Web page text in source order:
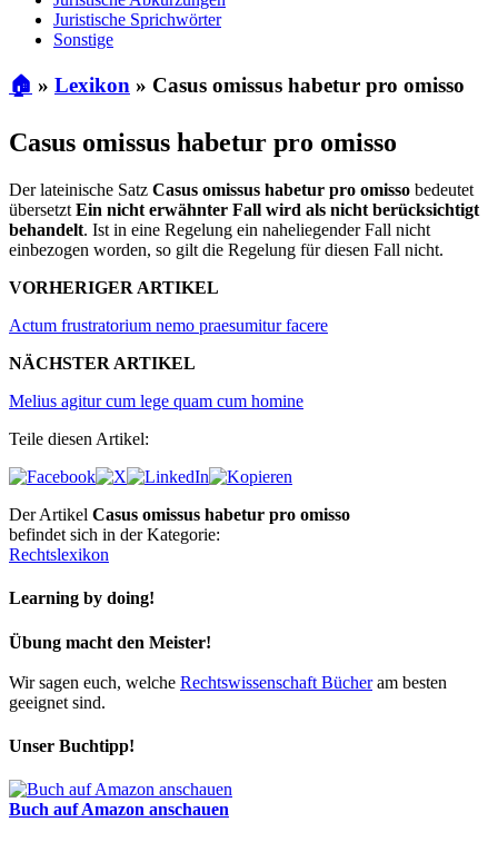
Juristische Sprichwörter
Sonstige
🏠 » Lexikon » Casus omissus habetur pro omisso
Casus omissus habetur pro omisso
Der lateinische Satz Casus omissus habetur pro omisso bedeutet
übersetzt Ein nicht erwähnter Fall wird als nicht berücksichtigt
behandelt. Ist in eine Regelung ein naheliegender Fall nicht
einbezogen worden, so gilt die Regelung für diesen Fall nicht.
VORHERIGER ARTIKEL
Actum frustratorium nemo praesumitur facere
NÄCHSTER ARTIKEL
Melius agitur cum lege quam cum homine
Teile diesen Artikel:
Der Artikel Casus omissus habetur pro omisso
befindet sich in der Kategorie:
Rechtslexikon
Learning by doing!
Übung macht den Meister!
Wir sagen euch, welche Rechtswissenschaft Bücheram besten
geeignet sind.
Unser Buchtipp!
Buch auf Amazon anschauen